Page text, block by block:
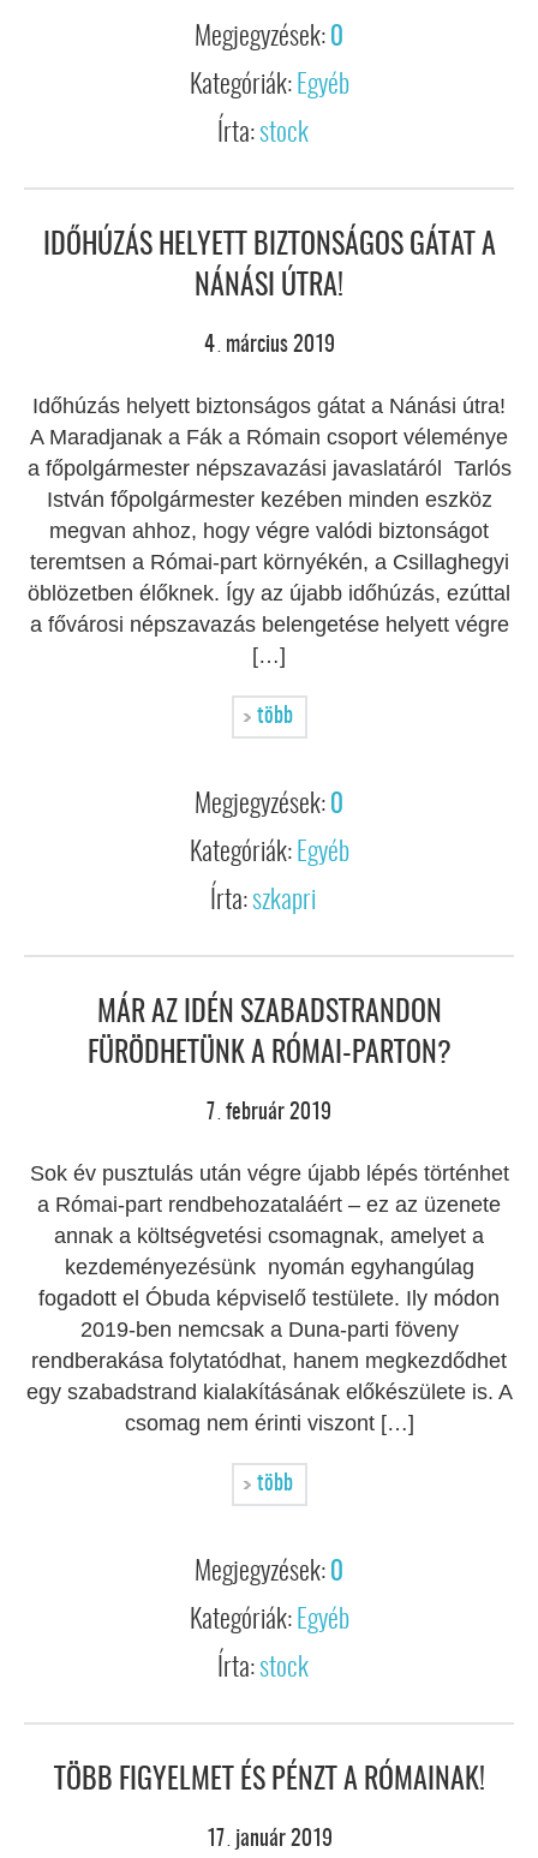
Megjegyzések: 0
Kategóriák: Egyéb
Írta:stock
IDŐHÚZÁS HELYETT BIZTONSÁGOS GÁTAT A
NÁNÁSI ÚTRA!
4. március 2019
Időhúzás helyett biztonságos gátat a Nánási útra!
A Maradjanak a Fák a Rómain csoport véleménye
a főpolgármester népszavazási javaslatáról Tarlós
István főpolgármester kezében minden eszköz
megvan ahhoz, hogy végre valódi biztonságot
teremtsen a Római-part környékén, a Csillaghegyi
öblözetben élőknek. Így az újabb időhúzás, ezúttal
a fővárosi népszavazás belengetése helyett végre
[…]
több
Megjegyzések: 0
Kategóriák: Egyéb
Írta:szkapri
MÁR AZ IDÉN SZABADSTRANDON
FÜRÖDHETÜNK A RÓMAI-PARTON?
7 . február 2019
Sok év pusztulás után végre újabb lépés történhet
a Római-part rendbehozataláért – ez az üzenete
annak a költségvetési csomagnak, amelyet a
kezdeményezésünk nyomán egyhangúlag
fogadott el Óbuda képviselő testülete. Ily módon
2019-ben nemcsak a Duna-parti föveny
rendberakása folytatódhat, hanem megkezdődhet
egy szabadstrand kialakításának előkészülete is. A
csomag nem érinti viszont […]
több
Megjegyzések: 0
Kategóriák: Egyéb
Írta:stock
TÖBB FIGYELMET ÉS PÉNZT A RÓMAINAK!
17 . január 2019